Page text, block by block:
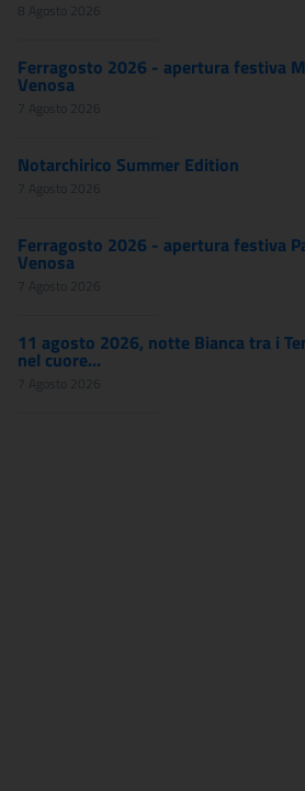
8 Agosto 2026
Ferragosto 2026 - apertura festiva
Venosa
7 Agosto 2026
Notarchirico Summer Edition
7 Agosto 2026
Ferragosto 2026 - apertura festiva
Venosa
7 Agosto 2026
11 agosto 2026, notte Bianca tra i
nel cuore...
7 Agosto 2026